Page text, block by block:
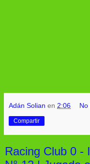
Adán Solian en 2:06 No
Compartir
Racing Club 0 -